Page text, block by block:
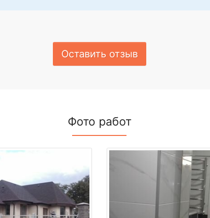
Оставить отзыв
Фото работ